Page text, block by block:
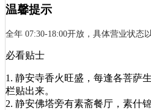
温馨提示
全年 07:30-18:00开放，具体营业状态
必看贴士
1. 静安寺香火旺盛，每逢各菩萨
栏贴出来。
2. 静安佛塔旁有素斋餐厅，素什